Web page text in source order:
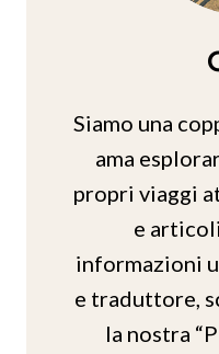
Siamo una
ama
propri viaggi
e
informazioni
e traduttore,
la nostra